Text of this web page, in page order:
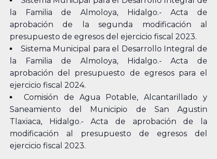
la Familia de Almoloya, Hidalgo.- Acta de
aprobación de la segunda modificación al
presupuesto de egresos del ejercicio fiscal 2023.
Sistema Municipal para el Desarrollo Integral de
la Familia de Almoloya, Hidalgo.- Acta de
aprobación del presupuesto de egresos para el
ejercicio fiscal 2024.
Comisión de Agua Potable, Alcantarillado y
Saneamiento del Municipio de San Agustin
Tlaxiaca, Hidalgo.- Acta de aprobación de la
modificación al presupuesto de egresos del
ejercicio fiscal 2023.